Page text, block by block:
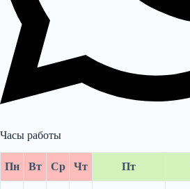
Часы работы
Пн Вт Ср Чт Пт